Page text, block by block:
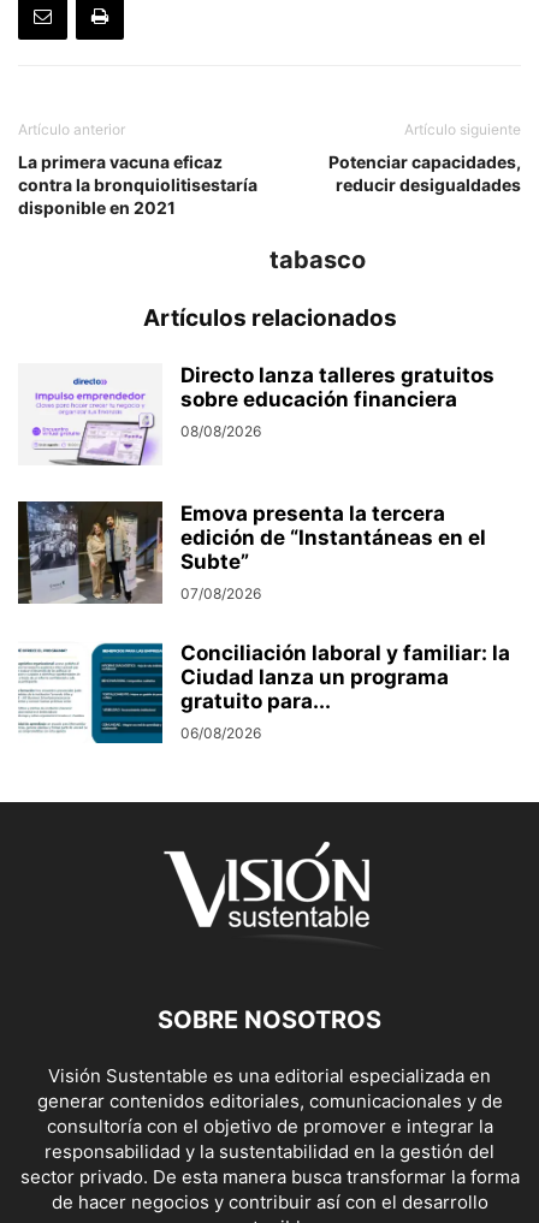
Artículo anterior
La primera vacuna eficaz
contra la bronquiolitisestaría
disponible en 2021
Artículo siguiente
Potenciar capacidades,
reducir desigualdades
tabasco
Artículos relacionados
Directo lanza talleres gratuitos
sobre educación financiera
08/08/2026
Emova presenta la tercera
edición de “Instantáneas en el
Subte”
07/08/2026
Conciliación laboral y familiar: la
Ciudad lanza un programa
gratuito para...
06/08/2026
SOBRE NOSOTROS
Visión Sustentable es una editorial especializada en
generar contenidos editoriales, comunicacionales y de
consultoría con el objetivo de promover e integrar la
responsabilidad y la sustentabilidad en la gestión del
sector privado. De esta manera busca transformar la forma
de hacer negocios y contribuir así con el desarrollo